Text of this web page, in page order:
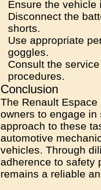
Ensure the
Disconnect the
shorts.
Use appropriate
goggles.
Consult the
procedures.
Conclusion
The Renault Espace
owners to engage
approach to these
automotive
vehicles. Through
adherence to safety
remains a reliable